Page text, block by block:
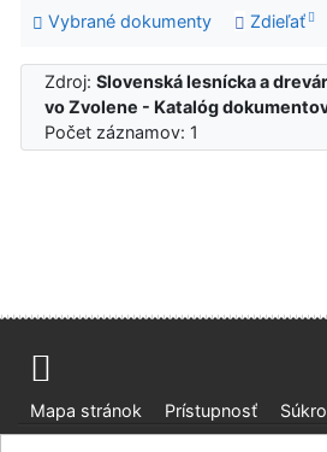
Vybrané dokumenty
Zdieľať
Zdroj:Slovenská lesnícka a
vo Zvolene - Katalóg
Počet záznamov: 1
Mapa stránok Prístupnosť